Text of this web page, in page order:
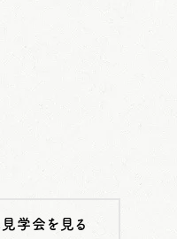
学会を見る